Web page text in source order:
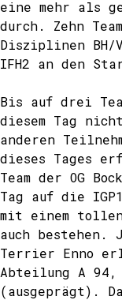
eine mehr als
durch. Zehn
Disziplinen BH/
IFH2 an den
Bis auf drei
diesem Tag
anderen
dieses Tages
Team der OG
Tag auf die
mit einem
auch
Terrier Enno
Abteilung A 94,
(ausgeprägt).